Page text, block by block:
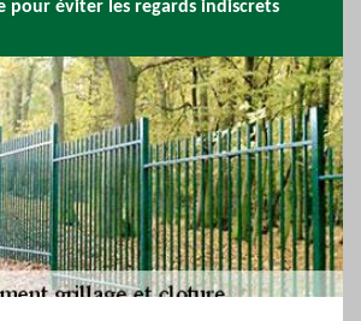
pour éviter les regards indiscrets